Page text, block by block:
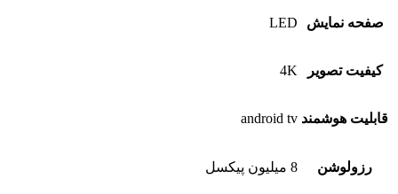
صفحه نمایش LED
کیفیت تصویر 4K
قابلیت هوشمند android tv
رزولوشن 8 میلیون پیکسل